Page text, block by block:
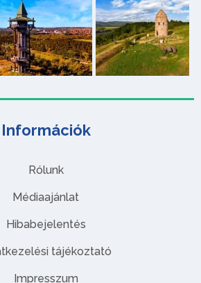
Információk
Rólunk
Médiaajánlat
Hibabejelentés
tájékoztató
Impresszum